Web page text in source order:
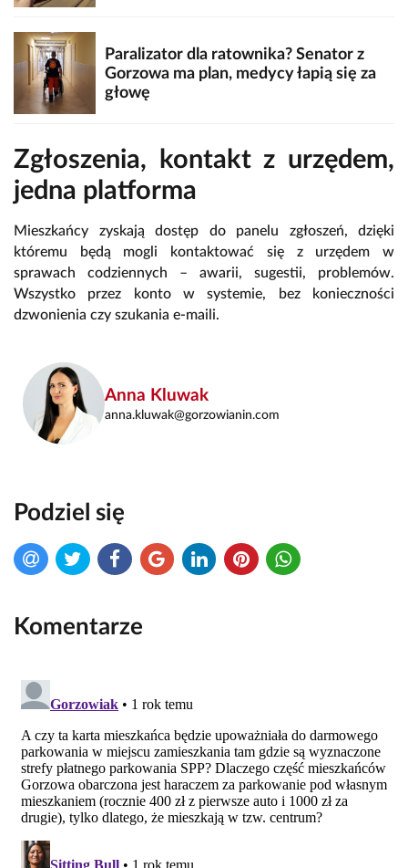
Paralizator dla ratownika? Senator z
Gorzowa ma plan, medycy łapią się za
głowę
Zgłoszenia, kontakt z urzędem,
jedna platforma
Mieszkańcy zyskają dostęp do panelu zgłoszeń, dzięki
któremu będą mogli kontaktować się z urzędem w
sprawach codziennych – awarii, sugestii, problemów.
Wszystko przez konto w systemie, bez konieczności
dzwonienia czy szukania e-maili.
Anna Kluwak
anna.kluwak@gorzowianin.com
Podziel się
Komentarze